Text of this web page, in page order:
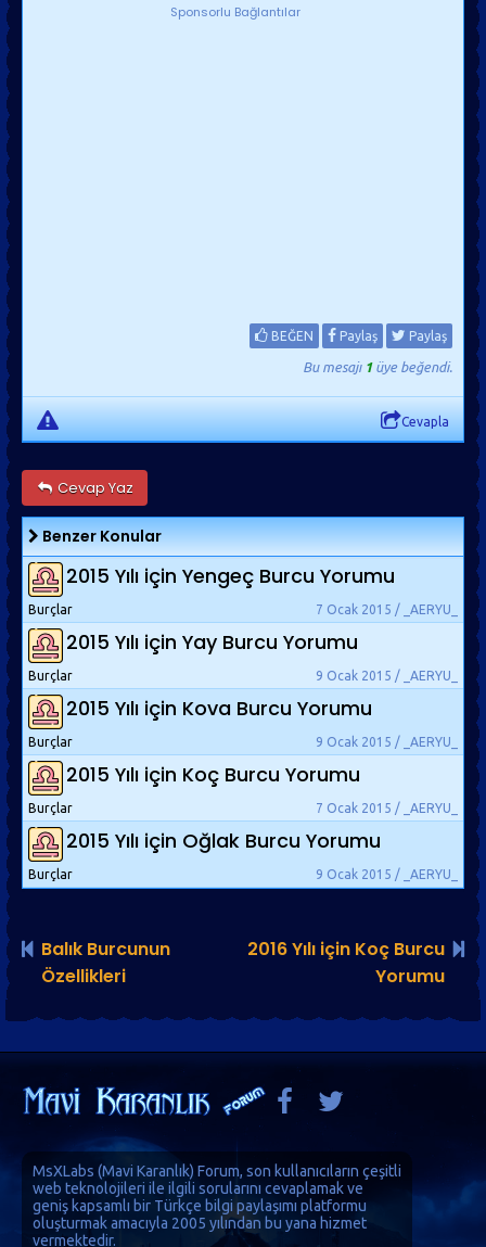
Sponsorlu Bağlantılar
BEĞEN Paylaş Paylaş
Bu mesajı 1üye beğendi.
Cevapla
Cevap Yaz
Benzer Konular
2015 Yılı için Yengeç Burcu Yorumu
7 Ocak 2015 / _AERYU_
Burçlar
2015 Yılı için Yay Burcu Yorumu
9 Ocak 2015 / _AERYU_
Burçlar
2015 Yılı için Kova Burcu Yorumu
9 Ocak 2015 / _AERYU_
Burçlar
2015 Yılı için Koç Burcu Yorumu
7 Ocak 2015 / _AERYU_
Burçlar
2015 Yılı için Oğlak Burcu Yorumu
9 Ocak 2015 / _AERYU_
Burçlar
Balık Burcunun
Özellikleri
2016 Yılı için Koç Burcu
Yorumu
MsXLabs (Mavi Karanlık) Forum, son kullanıcıların çeşitli
web teknolojileri ile ilgili sorularını cevaplamak ve
geniş kapsamlı bir Türkçe bilgi paylaşımı platformu
oluşturmak amacıyla 2005 yılından bu yana hizmet
vermektedir.